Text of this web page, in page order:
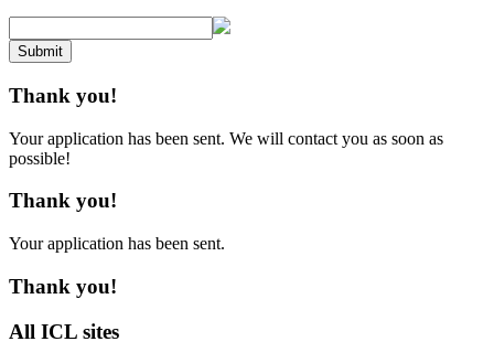
Submit
Thank you!
Your application has been sent. We will contact you as soon as
possible!
Thank you!
Your application has been sent.
Thank you!
All ICL sites